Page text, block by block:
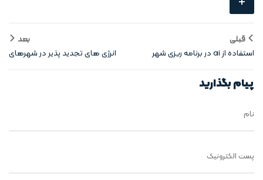
قبلی
استفاده از ai در برنامه‌ ریزی شهر
افقی
بعد
انرژی‌ های تجدید پذیر در شهرهای
افقی هوشمند
پیام بگذارید
نام
پست الکترونیک